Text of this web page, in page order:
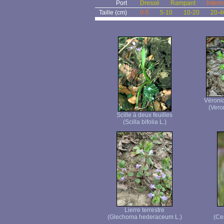
Port Dressé Rampant
Taille (cm)
0-5 5-10 10-20 20-
Scille à deux feuilles
(Scilla bifolia L.)
Lierre terrestre
(Glechoma hederaceum L.)